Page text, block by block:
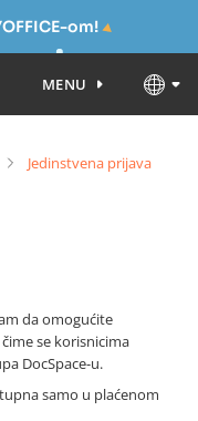
om!
MENU
Jedinstvena prijava
da omogućite
se korisnicima
DocSpace-u.
samo u plaćenom